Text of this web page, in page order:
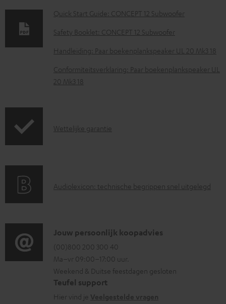
l
o
a
d
c
n
n
Quick Start Guide: CONCEPT 12 Subwoofer
Safety Booklet: CONCEPT 12 Subwoofer
Handleiding: Paar boekenplankspeaker UL 20 Mk3 18
Conformiteitsverklaring: Paar boekenplankspeaker UL
20 Mk3 18
G
n
e
i
n
f
o
Wettelijke garantie
A
i
o
g
l
o
Audiolexicon: technische begrippen snel uitgelegd
C
o
n
t
a
Jouw persoonlijk koopadvies
(00)800 200 300 40
Ma–vr 09:00–17:00 uur.
Weekend & Duitse feestdagen gesloten
Teufel support
Hier vind je